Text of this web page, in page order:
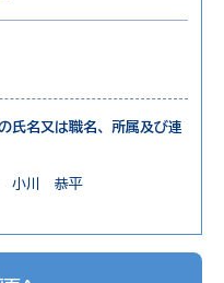
氏名又は職名、所属及び連
小川 恭平